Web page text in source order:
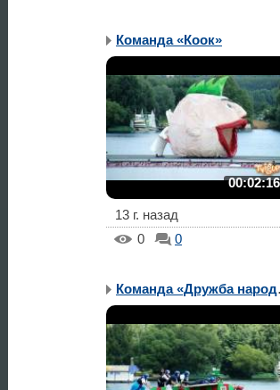
Команда «Коок»
00:02:16
13 г. назад
0
0